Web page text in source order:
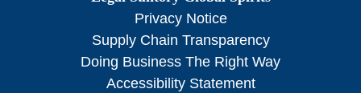
Privacy Notice
Supply Chain Transparency
Doing Business The Right Way
Accessibility Statement